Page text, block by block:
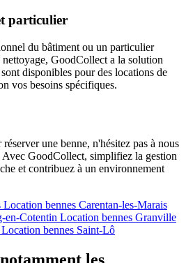
particulier
du bâtiment ou un particulier
GoodCollect a la solution
disponibles pour des locations de
vos besoins spécifiques.
une benne, n'hésitez pas à nous
Avec GoodCollect, simplifiez la gestion
et contribuez à un environnement
Location bennes Carentan-les-Marais
en-Cotentin Location bennes Granville
Location bennes Saint-Lô